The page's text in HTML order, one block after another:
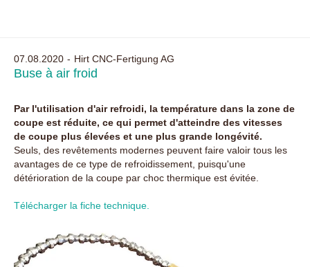
07.08.2020 Hirt CNC-Fertigung AG
Buse à air froid
Par l'utilisation d'air refroidi, la température dans la zone de
coupe est réduite, ce qui permet d'atteindre des vitesses
de coupe plus élevées et une plus grande longévité.
Seuls, des revêtements modernes peuvent faire valoir tous les
avantages de ce type de refroidissement, puisqu'une
détérioration de la coupe par choc thermique est évitée.
Télécharger la fiche technique.